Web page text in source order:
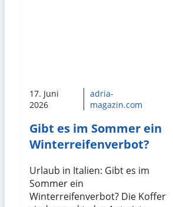
17. Juni
2026
adria-
magazin.com
Gibt es im Sommer ein
Winterreifenverbot?
Urlaub in Italien: Gibt es im
Sommer ein
Winterreifenverbot? Die Koffer